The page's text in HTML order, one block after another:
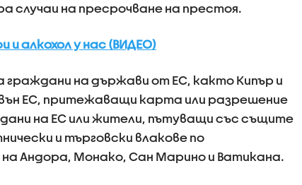
случаи на пресрочване на престоя.
и алкохол у нас (ВИДЕО)
граждани на държави от ЕС, както Кипър и
ЕС, притежаващи карта или разрешение
на ЕС или жители, пътуващи със същите
и търговски влакове по
Андора, Монако, Сан Марино и Ватикана.